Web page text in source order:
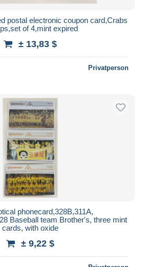
postal electronic coupon card,Crabs
of 4,mint expired
± 13,83 $
Privatperson
phonecard,328B,311A,
Baseball team Brother's, three mint
cards, with oxide
± 9,22 $